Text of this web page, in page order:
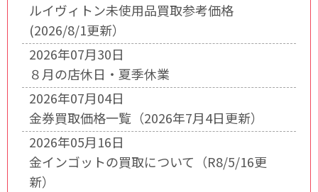
ルイヴィトン未使用品買取参考価格
(2026/8/1更新）
2026年07月30日
８月の店休日・夏季休業
2026年07月04日
金券買取価格一覧（2026年7月4日更新）
2026年05月16日
金インゴットの買取について（R8/5/16更
新）